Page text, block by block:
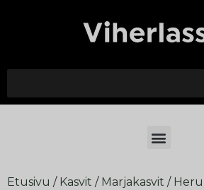
Etusivu / Kasvit / Marjakasvit /